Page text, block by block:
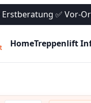
Erstberatung ✅ Vor-
HomeTreppenlift